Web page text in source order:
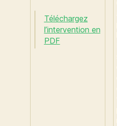
Téléchargez
l’intervention en
PDF